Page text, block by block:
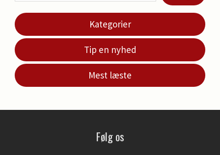
Kategorier
Tip en nyhed
Mest læste
Følg os